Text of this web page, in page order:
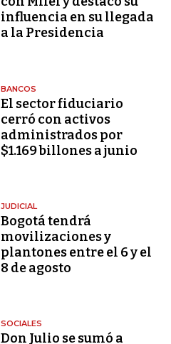
influencia en su llegada
a la Presidencia
BANCOS
El sector fiduciario
cerró con activos
administrados por
$1.169 billones a junio
JUDICIAL
Bogotá tendrá
movilizaciones y
plantones entre el 6 y el
8 de agosto
SOCIALES
Don Julio se sumó a